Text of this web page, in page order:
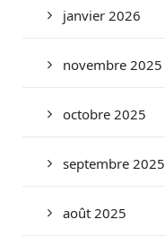
janvier 2026
novembre 2025
octobre 2025
septembre 2025
août 2025